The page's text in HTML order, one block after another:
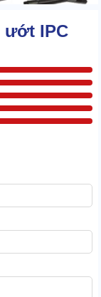
giỏ lọc được gắn
thiện với môi
khác nhau. Đảm
ướt IPC